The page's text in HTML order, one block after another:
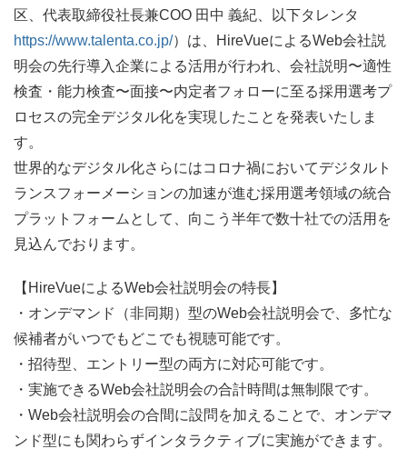
区、代表取締役社長兼COO 田中 義紀、以下タレンタ
https://www.talenta.co.jp/）は、HireVueによるWeb会社説
明会の先行導入企業による活用が行われ、会社説明〜適性
検査・能力検査〜面接〜内定者フォローに至る採用選考プ
ロセスの完全デジタル化を実現したことを発表いたしま
す。
世界的なデジタル化さらにはコロナ禍においてデジタルト
ランスフォーメーションの加速が進む採用選考領域の統合
プラットフォームとして、向こう半年で数十社での活用を
見込んでおります。
【HireVueによるWeb会社説明会の特長】
・オンデマンド（非同期）型のWeb会社説明会で、多忙な
候補者がいつでもどこでも視聴可能です。
・招待型、エントリー型の両方に対応可能です。
・実施できるWeb会社説明会の合計時間は無制限です。
・Web会社説明会の合間に設問を加えることで、オンデマ
ンド型にも関わらずインタラクティブに実施ができます。